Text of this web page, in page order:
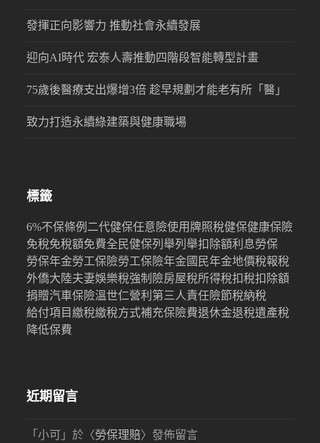
發揮正向影響力 推動社會永續發展
迎向AI時代 宏泰人壽推動四階段智能轉型計畫
75歲後醫療支出爆增3倍 趁早規劃才能老有所「醫」
致力打造永續綠建築與健康職場
標籤
6%不保條例 二代健保任意險使用牌照稅健保健康保險
免稅免稅額免費全民健保列舉列舉扣除額利息勞保
勞保年金勞工保險勞工保險年金國民年金地價稅報稅
外僑大陸夫妻娛樂稅強制險房屋稅所得稅扣稅扣除額
捐贈汽車保險溫世仁營利 第三人責任險節稅納稅
給付項目繳稅繳稅方式補充保險費退休金退稅遺產稅
降低保費
近期留言
「小可 」於〈勞保理賠〉發佈留言